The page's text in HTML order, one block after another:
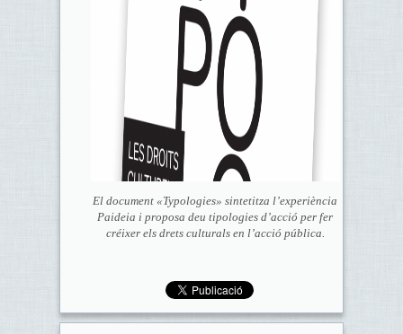
El document «Typologies» sintetitza l’experiència
Paideia i proposa deu tipologies d’acció per fer
créixer els drets culturals en l’acció pública.